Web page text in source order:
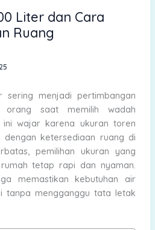
Liter dan Cara
Ruang
menjadi pertimbangan
saat memilih wadah
ini wajar karena ukuran toren
dengan ketersediaan ruang di
pemilihan ukuran yang
tetap rapi dan nyaman.
memastikan kebutuhan air
tanpa mengganggu tata letak